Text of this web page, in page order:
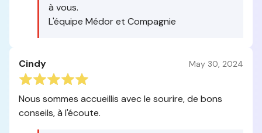
à vous.
L'équipe Médor et Compagnie
Cindy May 30, 2024
Nous sommes accueillis avec le sourire, de bons
conseils, à l'écoute.